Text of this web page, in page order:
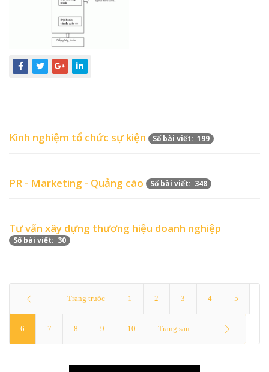
Kinh nghiệm tổ chức sự kiện Số bài viết: 199
PR - Marketing - Quảng cáo Số bài viết: 348
Tư vấn xây dựng thương hiệu doanh nghiệp
Số bài viết: 30
Trang trước 1 2 3 4 5
6 7 8 9 10 Trang sau